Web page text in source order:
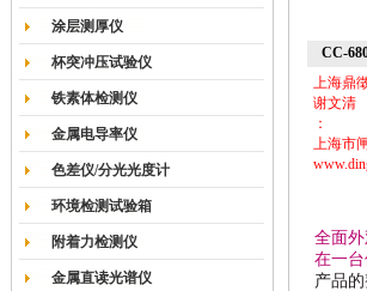
涂层测厚仪
杯突冲压试验仪
铁素体检测仪
金属电导率仪
色差仪/分光光度计
环境检测试验箱
附着力检测仪
金属直读光谱仪
CC-
上海鼎
谢文清
：
上海市
全面外
在一
产品